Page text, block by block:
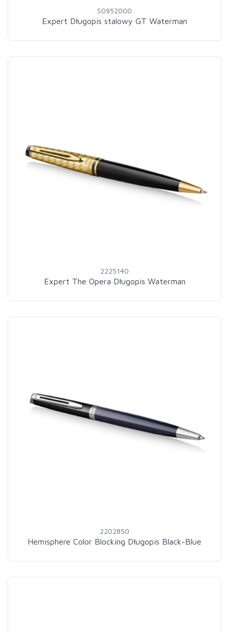
S0952000
Expert Długopis stalowy GT Waterman
2225140
Expert The Opera Długopis Waterman
2202850
Hemisphere Color Blocking Długopis Black-Blue